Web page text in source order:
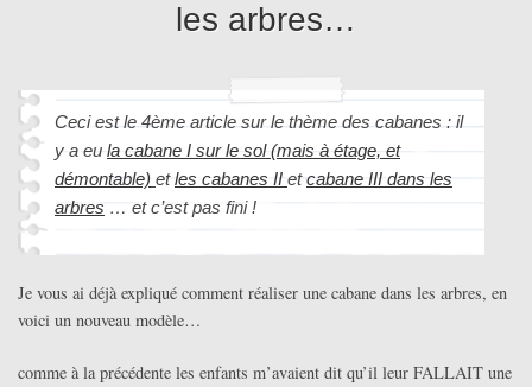
les arbres…
Ceci est le 4ème article sur le thème des cabanes : il
y a eu la cabane I sur le sol (mais à étage, et
démontable) etles cabanes II etcabane III dans les
arbres … et c’est pas fini !
Je vous ai déjà expliqué comment réaliser une cabane dans les arbres, en
voici un nouveau modèle…
comme à la précédente les enfants m’avaient dit qu’il leur FALLAIT une